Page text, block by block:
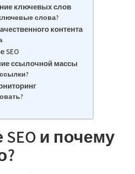
ключевых слов
слова?
контента
SEO
ссылочной массы
SEO и почему